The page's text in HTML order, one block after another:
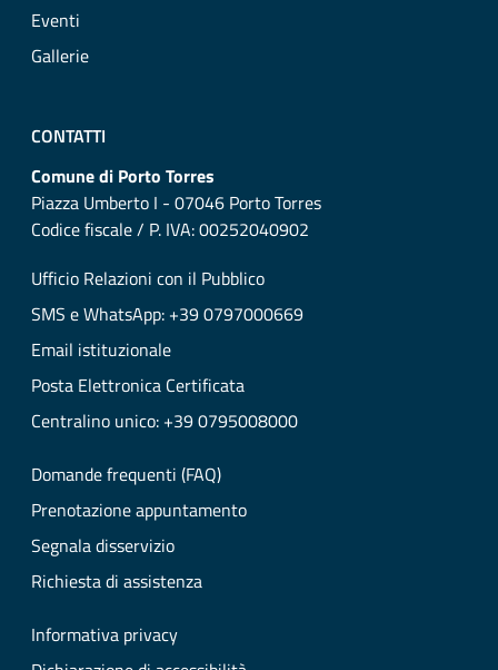
Eventi
Gallerie
CONTATTI
Comune di Porto Torres
Piazza Umberto I - 07046 Porto Torres
Codice fiscale / P. IVA: 00252040902
Ufficio Relazioni con il Pubblico
SMS e WhatsApp: +39 0797000669
Email istituzionale
Posta Elettronica Certificata
Centralino unico: +39 0795008000
Domande frequenti (FAQ)
Prenotazione appuntamento
Segnala disservizio
Richiesta di assistenza
Informativa privacy